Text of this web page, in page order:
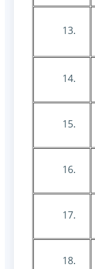
13.
14.
15.
16.
17.
18.